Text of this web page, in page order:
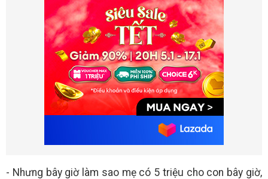
- Nhưng bây giờ làm sao mẹ có 5 triệu cho con bây giờ,